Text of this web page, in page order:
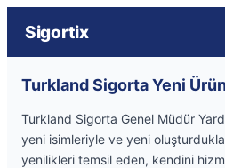
Sigortix
Turkland Sigorta Yeni
Turkland Sigorta Genel Müdür
yeni isimleriyle ve yeni
yenilikleri temsil eden, kendini